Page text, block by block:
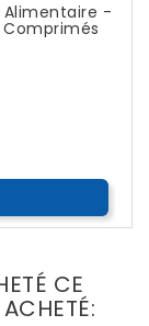
Alimentaire -
CE